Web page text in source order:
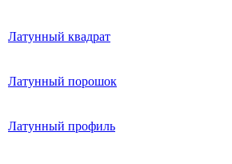
Латунный квадрат
Латунный порошок
Латунный профиль